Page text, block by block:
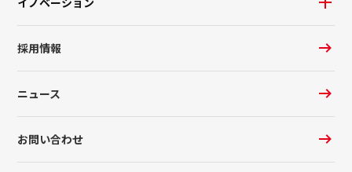
採用情報
ニュース
お問い合わせ